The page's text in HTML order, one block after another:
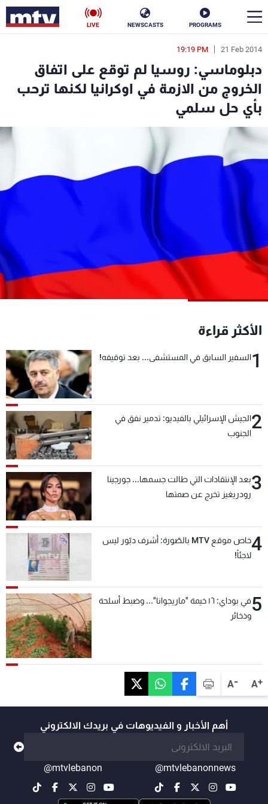
PROGRAMS
NEWSCASTS
LIVE
A+
A-
21 Feb 2014
19:19 PM
دبلوماسي: روسيا لم توقع على اتفاق
الخروج من الازمة في اوكرانيا لكنها ترحب
بأي حل سلمي
الأكثر قراءة
1السفير السابق في المستشفى... بعد توقيفه!
2الجيش الإسرائيلي بالفيديو: تدمير نفق في
الجنوب
3بعد الإنتقادات التي طالت جسمها... جورجينا
رودريغيز تخرج عن صمتها
4
خاص موقع MTV بالصّورة: أشرف دبّور ليس
لاجئاً!
5
في بوداي: ١٦ خيمة "ماريجوانا"... وضبط أسلحة
وذخائر
أهم الأخبار و الفيديوهات في بريدك الالكتروني
@mtvlebanonnews
@mtvlebanon
en
الأخبار
سياسة
إقتصاد
منوعات رياضة
كأس العالم
البرامج
جدول البرامج
الترددات
عن MTV
لاعلاناتكم
شروط الإسـتخدام
سياسة الخصوصية